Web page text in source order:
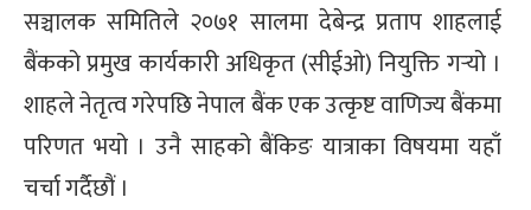
सञ्चालक समितिले २०७१ सालमा देबेन्द्र प्रताप शाहलाई
बैंकको प्रमुख कार्यकारी अधिकृत (सीईओ) नियुक्ति गर्‍यो ।
शाहले नेतृत्व गरेपछि नेपाल बैंक एक उत्कृष्ट वाणिज्य बैंकमा
परिणत भयो । उनै साहको बैंकिङ यात्राका विषयमा यहाँ
चर्चा गर्दैछौं ।